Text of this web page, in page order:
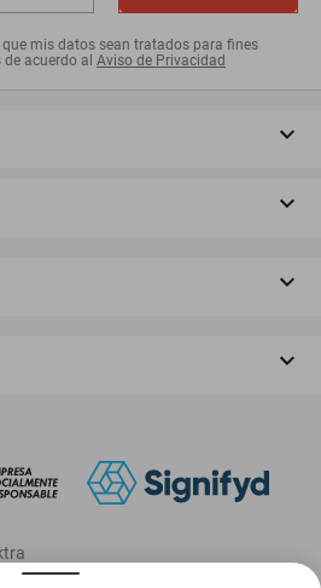
mis datos sean tratados para fines
acuerdo al Aviso de Privacidad